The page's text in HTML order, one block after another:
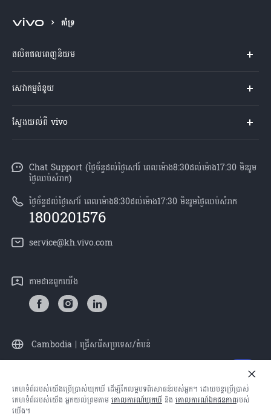
គាំទ្រ
ផលិតផលពេញនិយម
V60 Lite
V60 5G
V50 Lite
បណ្តាហាងលក់
គ្រប់ម៉ូឌែល
សេវាកម្មជំនួយ
មជ្ឈមណ្ឌល​សេវាកម្ម
Funtouch OS
ការផ្ទៀងផ្ទាត់ IMEI
ពិនិត្យតម្លៃគ្រឿងបន្លាស់
សេវាកម្មជួសជុលដោយដឹកយកទៅជូន
លក្ខខណ្ឌលើការធានា
ស្វែងយល់ពី vivo
ព័ត៌មាន
អាជីពនៅ vivo
សេចក្តីជូនដំណឹងផ្លូវច្បាប់
អំពី​ពួក​យើង
និរន្តរភាព
Chat Support (ថ្ងៃច័ន្ទដល់ថ្ងៃសៅរ៍ ពេលម៉ោង8:30ដល់ម៉ោង17:30 មិនរួម
ថ្ងៃឈប់សំរាក)
ថ្ងៃច័ន្ទដល់ថ្ងៃសៅរ៍ ពេលម៉ោង8:30ដល់ម៉ោង17:30 មិនរួមថ្ងៃឈប់សំរាក
1800201576
service@kh.vivo.com
តាម​ដានពួក​យើង
Cambodia | ជ្រើសរើសប្រទេស/តំបន់
© 2026 vivo Mobile Communication Co., Ltd. រក្សាសិទ្ធិគ្រប់យ៉ាង។
គោលការណ៍ឯកជនភាពរបស់
គោលការណ៍ឃុកឃី | ជំនួយឯកជនភាព
គេហទំព័ររបស់យើងប្រើប្រាស់ឃុកឃី ដើម្បីកែលម្អបទពិសោធន៍របស់អ្នក។ ដោយបន្តប្រើប្រាស់
គេហទំព័ររបស់យើង អ្នកយល់ព្រមតាមគោលការណ៍​ឃុកឃី និង គោលការណ៍ឯកជនភាពរបស់
យើង។